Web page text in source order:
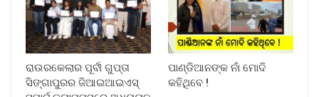
ରାଉରକେଲାର ପୂର୍ବୀ ଗୁପ୍ତା
ସିଙ୍ଗାପୁରର ଜିଆଇଆଇଏସ୍
ପାଣ୍ଡିଆନଙ୍କ ନାଁ ମୋଦି
କହିଥିବେ !